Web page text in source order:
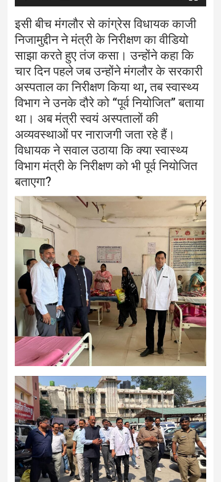
इसी बीच मंगलौर से कांग्रेस विधायक काजी
निजामुद्दीन ने मंत्री के निरीक्षण का वीडियो
साझा करते हुए तंज कसा। उन्होंने कहा कि
चार दिन पहले जब उन्होंने मंगलौर के सरकारी
अस्पताल का निरीक्षण किया था, तब स्वास्थ्य
विभाग ने उनके दौरे को “पूर्व नियोजित” बताया
था। अब मंत्री स्वयं अस्पतालों की
अव्यवस्थाओं पर नाराजगी जता रहे हैं।
विधायक ने सवाल उठाया कि क्या स्वास्थ्य
विभाग मंत्री के निरीक्षण को भी पूर्व नियोजित
बताएगा?